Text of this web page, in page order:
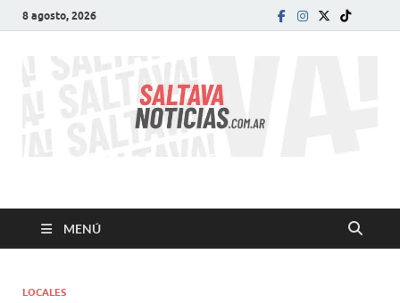
8 agosto, 2026
SALTA VA!
MENÚ
LOCALES